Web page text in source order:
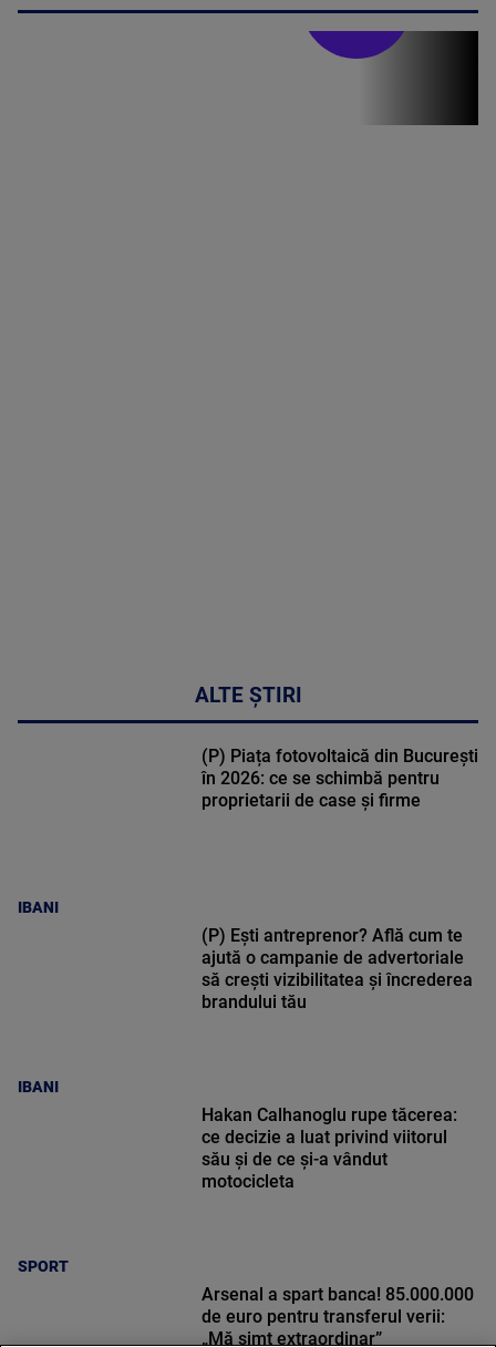
ALTE ȘTIRI
IBANI
(P) Piața fotovoltaică din București
în 2026: ce se schimbă pentru
proprietarii de case și firme
IBANI
(P) Ești antreprenor? Află cum te
ajută o campanie de advertoriale
să crești vizibilitatea și încrederea
brandului tău
SPORT
Hakan Calhanoglu rupe tăcerea:
ce decizie a luat privind viitorul
său și de ce și-a vândut
motocicleta
Arsenal a spart banca! 85.000.000
de euro pentru transferul verii:
„Mă simt extraordinar”